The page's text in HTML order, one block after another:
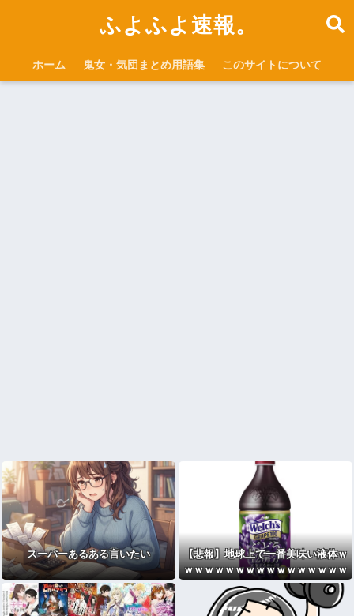
ふよふよ速報。
ホーム 鬼女・気団まとめ用語集 このサイトについて
スーパーあるある言いたい
【悲報】地球上で一番美味い液体ｗ
ｗｗｗｗｗｗｗｗｗｗｗｗｗｗｗｗ
ｗｗｗｗｗｗｗｗｗｗｗｗｗｗｗｗ